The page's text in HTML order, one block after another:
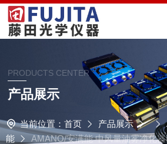
PRODUCTS CENTER
产品展示
当前位置： 首页 产品展示
能
AMANO/安满能 中风量油雾净化